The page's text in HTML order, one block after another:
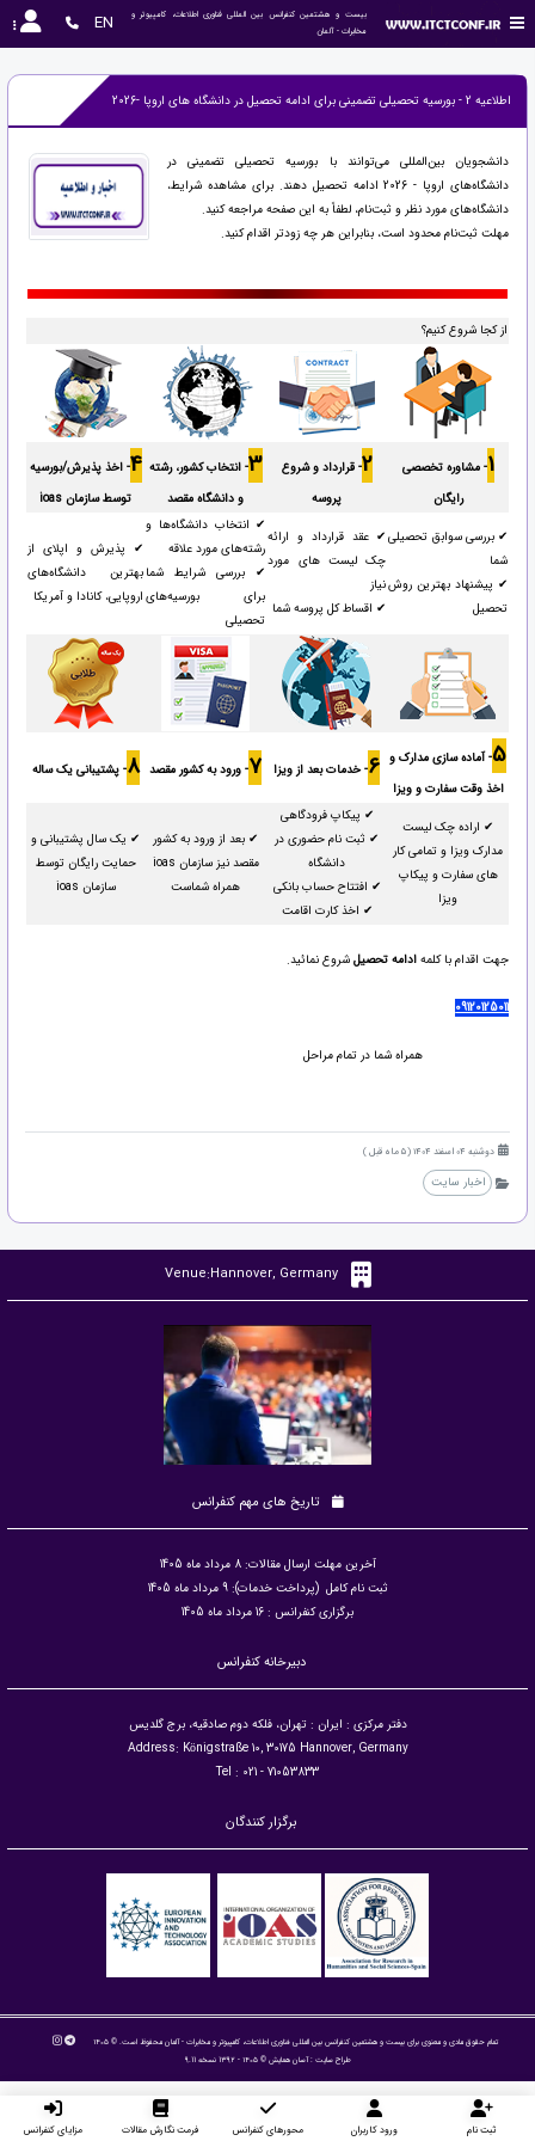
مخابرات - آلمان
EN
اطلاعیه 2 - بورسیه تحصیلی تضمینی برای ادامه تحصیل در دانشگاه های اروپا -2026
دانشجویان بین‌المللی می‌توانند با بورسیه تحصیلی تضمینی در
دانشگاه‌های اروپا - 2026 ادامه تحصیل دهند. برای مشاهده شرایط،
دانشگاه‌های مورد نظر و ثبت‌نام، لطفاً به این صفحه مراجعه کنید.
مهلت ثبت‌نام محدود است، بنابراین هر چه زودتر اقدام کنید.
از کجا شروع کنیم؟
1- مشاوره تخصصی
رایگان
2- قرارداد و شروع
پروسه
3- انتخاب کشور، رشته
و دانشگاه مقصد
4- اخذ پذیرش/بورسیه
توسط سازمان ioas
✔ بررسی سوابق تحصیلی
شما
✔ پیشنهاد بهترین روش
تحصیل
✔ عقد قرارداد و ارائه
چک لیست های مورد
نیاز
✔ اقساط کل پروسه شما
✔ انتخاب دانشگاه‌ها و
رشته‌های مورد علاقه
✔ بررسی شرایط شما
برای بورسیه‌های
تحصیلی
✔ پذیرش و اپلای از
بهترین دانشگاه‌های
اروپایی، کانادا و آمریکا
5- آماده سازی مدارک و
اخذ وقت سفارت و ویزا
6- خدمات بعد از ویزا 7- ورود به کشور مقصد 8- پشتیبانی یک ساله
✔ اراده چک لیست
مدارک ویزا و تمامی کار
های سفارت و پیکاپ
ویزا
✔ پیکاپ فرودگاهی
✔ ثبت نام حضوری در
دانشگاه
✔ افتتاح حساب بانکی
✔ اخذ کارت اقامت
✔ بعد از ورود به کشور
مقصد نیز سازمان ioas
همراه شماست
✔ یک سال پشتیبانی و
حمایت رایگان توسط
سازمان ioas
جهت اقدام با کلمه ادامه تحصیلشروع نمائید.
09120125011
همراه شما در تمام مراحل
دوشنبه 04 اسفند 1404 (5 ماه قبل )
اخبار سایت
Venue:Hannover, Germany
تاریخ های مهم کنفرانس
آخرین مهلت ارسال مقالات: 8 مرداد ماه 1405
ثبت نام کامل (پرداخت خدمات): 9 مرداد ماه 1405
برگزاری کنفرانس : 16 مرداد ماه 1405
دبیرخانه کنفرانس
دفتر مرکزی : ایران : تهران، فلکه دوم صادقیه، برج گلدیس
Address: Königstraße 10, 30175 Hannover, Germany
Tel : 021 - 71053833
برگزار کنندگان
تمام حقوق مادی و معنوی برای بیست و هشتمین کنفرانس بین المللی فناوری اطلاعات، کامپیوتر و مخابرات - آلمان محفوظ است. © ۱۴۰۵
طراح سایت :آسان همایش © ۱۴۰۵ - 1392 نسخه 9.11
ثبت نام ورود کاربران محورهای کنفرانس فرمت نگارش مقالات مزایای کنفرانس